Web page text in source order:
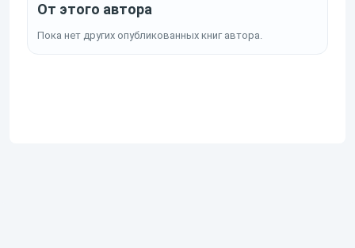
От этого автора
Пока нет других опубликованных книг автора.